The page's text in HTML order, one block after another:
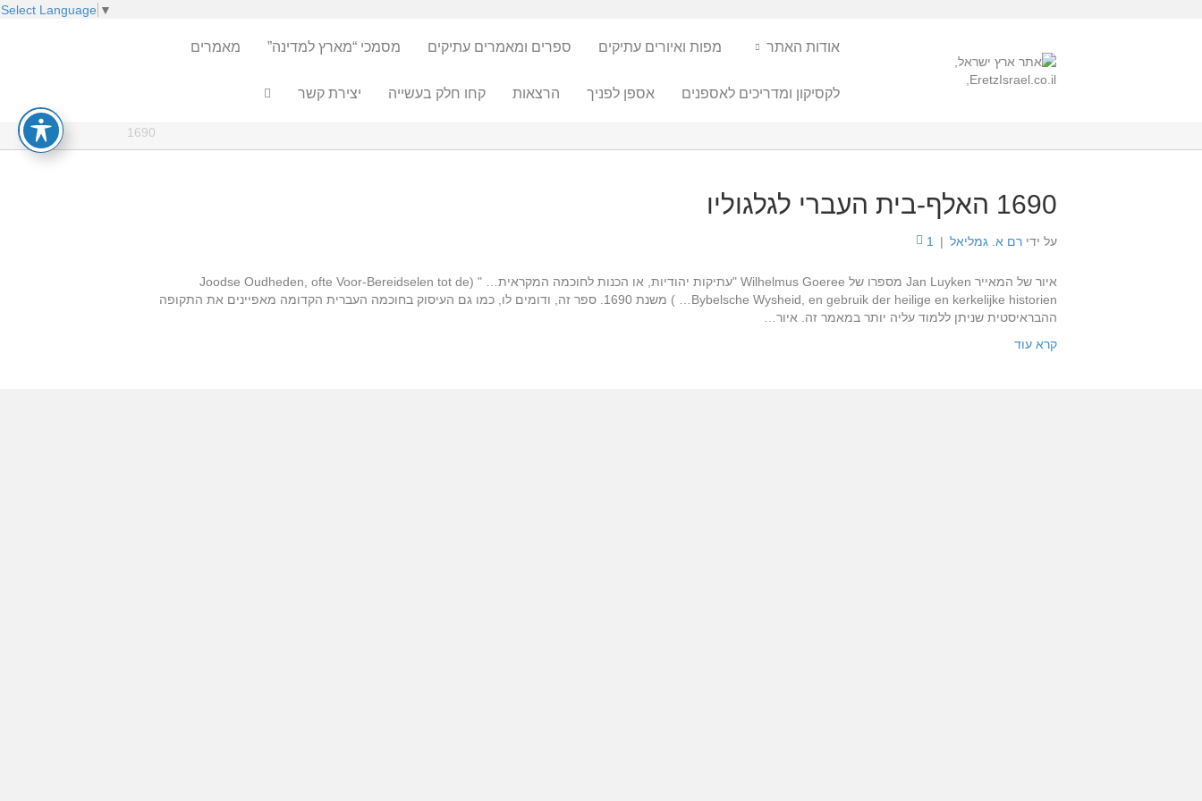
Select Language ▼
אודות האתר מפות ואיורים עתיקים ספרים ומאמרים עתיקים מסמכי “מארץ למדינה” מאמרים
לקסיקון ומדריכים לאספנים אספן לפניך הרצאות קחו חלק בעשייה יצירת קשר
1690
1690 האלף-בית העברי לגלגוליו
על ידי רם א. גמליאל |
1
איור של המאייר Jan Luyken מספרו של Wilhelmus Goeree "עתיקות יהודיות, או הכנות לחוכמה המקראית… " (Joodse Oudheden, ofte Voor-Bereidselen tot de
Bybelsche Wysheid, en gebruik der heilige en kerkelijke historien… ) משנת 1690. ספר זה, ודומים לו, כמו גם העיסוק בחוכמה העברית הקדומה מאפיינים את התקופה
ההבראיסטית שניתן ללמוד עליה יותר במאמר זה. איור…
קרא עוד